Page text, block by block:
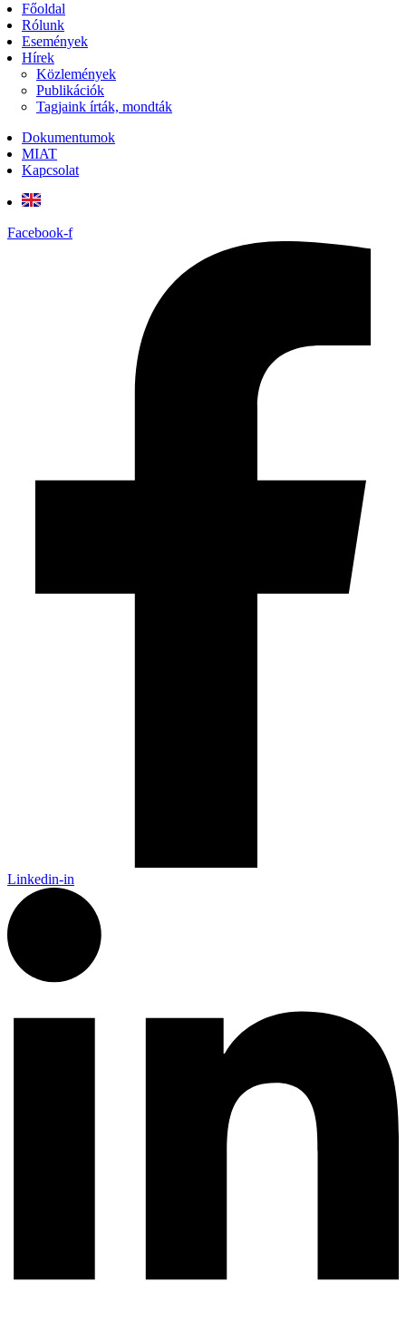
Főoldal
Rólunk
Események
Hírek
Közlemények
Publikációk
Tagjaink írták, mondták
Dokumentumok
MIAT
Kapcsolat
Facebook-f
Linkedin-in